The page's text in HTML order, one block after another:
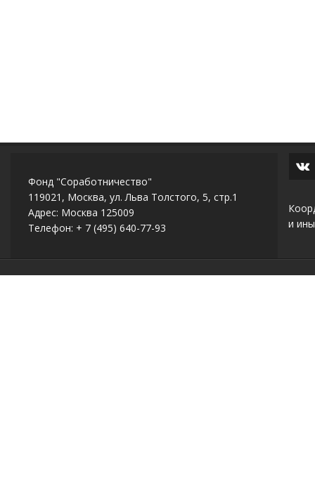
Фонд "Соработничество"
119021, Москва, ул. Льва Толстого, 5, стр.1
Адрес: Москва 125009
Телефон: + 7 (495) 640-77-93
и